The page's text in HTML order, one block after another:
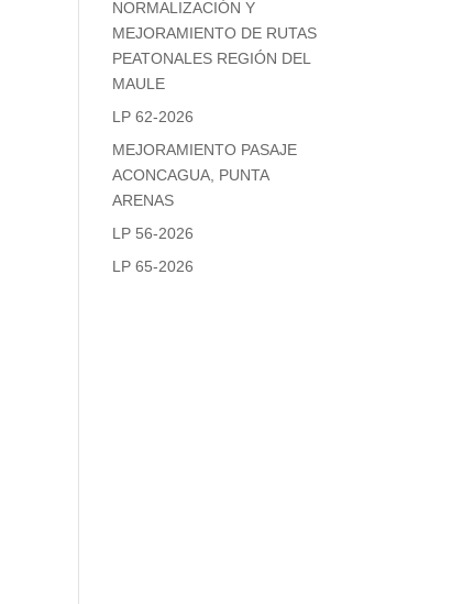
NORMALIZACIÓN Y
MEJORAMIENTO DE RUTAS
PEATONALES REGIÓN DEL
MAULE
LP 62-2026
MEJORAMIENTO PASAJE
ACONCAGUA, PUNTA
ARENAS
LP 56-2026
LP 65-2026